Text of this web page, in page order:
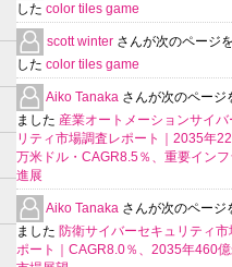
した color tiles game
scott winter さんが次のページ
した color tiles game
Aiko Tanaka さんが次のページ
ました 産業オートメーションサイ
リティ市場調査レポート｜2035年
万米ドル・CAGR8.5％、重要イン
進展
Aiko Tanaka さんが次のページ
ました 防衛サイバーセキュリティ
ポート｜CAGR8.0％、2035年460